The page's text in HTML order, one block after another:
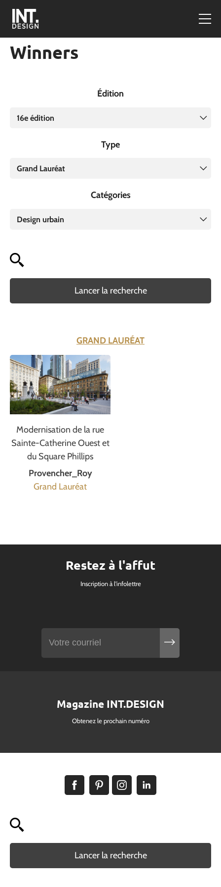
Winners
Édition
16e édition
Type
Grand Lauréat
Catégories
Design urbain
Lancer la recherche
GRAND LAURÉAT
Modernisation de la rue
Sainte-Catherine Ouest et
du Square Phillips
Provencher_Roy
Grand Lauréat
Restez à l'affut
Inscription à l'infolettre
Magazine INT.DESIGN
Obtenez le prochain numéro
Lancer la recherche